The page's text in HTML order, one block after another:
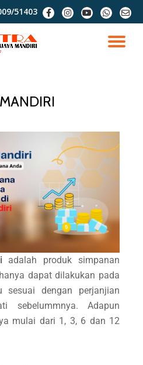
51403
adalah produk simpanan
dapat dilakukan pada
sesuai dengan perjanjian
sebelummnya. Adapun
mulai dari 1, 3, 6 dan 12